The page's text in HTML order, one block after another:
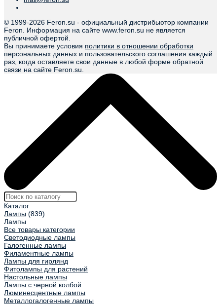
© 1999-2026 Feron.su - официальный дистрибьютор компании
Feron. Информация на сайте www.feron.su не является
публичной офертой.
Вы принимаете условия политики в отношении обработки
персональных данных и пользовательского соглашения каждый
раз, когда оставляете свои данные в любой форме обратной
связи на сайте Feron.su.
Каталог
Лампы (839)
Лампы
Все товары категории
Светодиодные лампы
Галогенные лампы
Филаментные лампы
Лампы для гирлянд
Фитолампы для растений
Настольные лампы
Лампы с черной колбой
Люминесцентные лампы
Металлогалогенные лампы